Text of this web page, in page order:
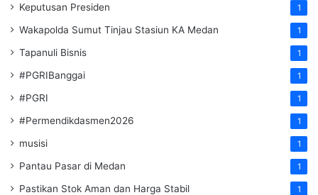
Keputusan Presiden 1
Wakapolda Sumut Tinjau Stasiun KA Medan 1
Tapanuli Bisnis 1
#PGRIBanggai 1
#PGRI 1
#Permendikdasmen2026 1
musisi 1
Pantau Pasar di Medan 1
Pastikan Stok Aman dan Harga Stabil 1